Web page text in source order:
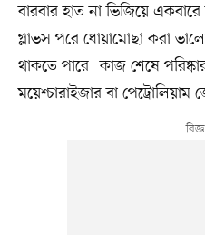
বারবার হাত না ভিজিয়ে
গ্লাভস পরে ধোয়ামোছা করা
থাকতে পারে। কাজ শেষে
ময়েশ্চারাইজার বা পেট্রোলিয়াম